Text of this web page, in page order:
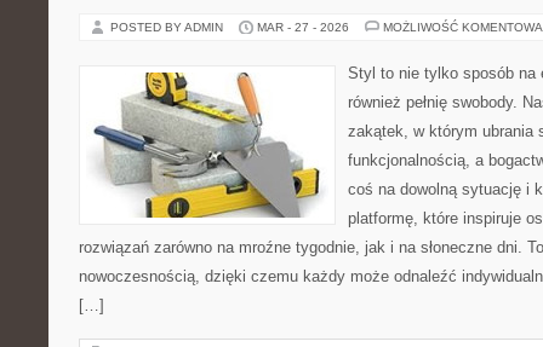
POSTED BY ADMIN MAR - 27 - 2026 MOŻLIWOŚĆ
Styl to nie tylko sposób na
również pełnię swobody.
zakątek, w którym ubrania
funkcjonalnością, a
coś na dowolną sytuację i
platformę, które inspiruje
rozwiązań zarówno na mroźne tygodnie, jak i na słoneczne dni.
nowoczesnością, dzięki czemu każdy może odnaleźć
[…]